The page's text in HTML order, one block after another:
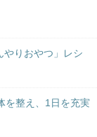
やりおやつ」レシ
を整え、1日を充実